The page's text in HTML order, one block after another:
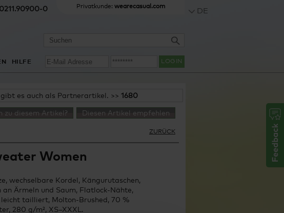
DE
Privatkunde: wearecasual.com
0211.90900-0
HILFE LOGIN
es auch als Partnerartikel. >> 1680
Diesen Artikel empfehlen
zu diesem Artikel?
ZURÜCK
Women
wechselbare Kordel, Kängurutaschen,
Ärmeln und Saum, Flatlock-Nähte,
tailliert, Molton-Brushed, 70 %
280 g/m², XS–XXXL.